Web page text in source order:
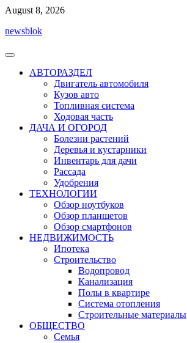
Перейти
содержимому
August 8, 2026
newsblok
АВТОРАЗДЕЛ
Двигатель автомобиля
Кузов авто
Топливная система
Ходовая часть
ДАЧА И ОГОРОД
Болезни растений
Деревья и кустарники
Инвентарь для дачи
Рассада
Удобрения
ТЕХНОЛОГИИ
Обзор ноутбуков
Обзор планшетов
Обзор смартфонов
НЕДВИЖИМОСТЬ
Ипотека
Строительство
Водопровод
Канализация
Полы в квартире
Система отопления
Строительные материалы
ОБЩЕСТВО
Семья